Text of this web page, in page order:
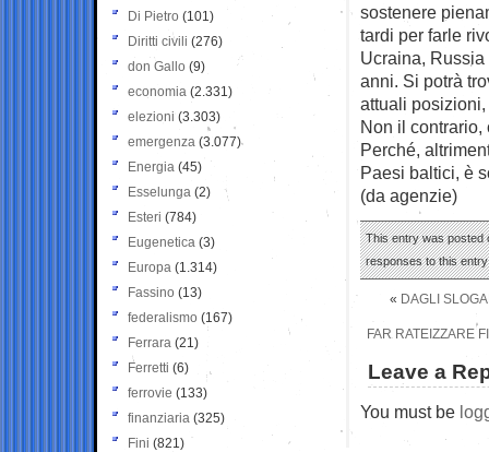
sostenere
tardi per farle
Ucraina,
anni. Si potrà
attuali
Non il contrario,
Perché,
Paesi baltici, è
(da agenzie)
This entry was posted
responses to this
« DAGLI
FAR RATEIZZARE
Leave a
You must be
Di Pietro (101)
Diritti civili (276)
don Gallo (9)
economia (2.331)
elezioni (3.303)
emergenza (3.077)
Energia (45)
Esselunga (2)
Esteri (784)
Eugenetica (3)
Europa (1.314)
Fassino (13)
federalismo (167)
Ferrara (21)
Ferretti (6)
ferrovie (133)
finanziaria (325)
Fini (821)